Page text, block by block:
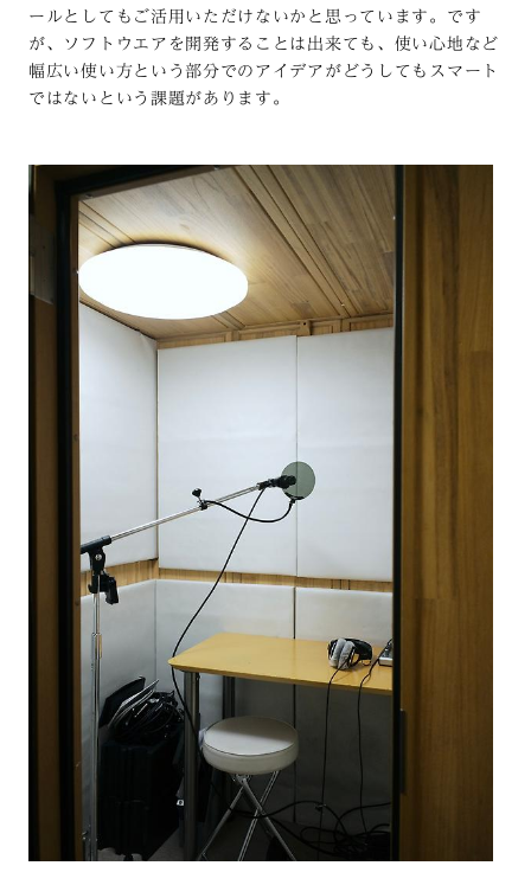
ールとしてもご活用いただけないかと思っています。です
が、ソフトウエアを開発することは出来ても、使い心地など
幅広い使い方という部分でのアイデアがどうしてもスマート
ではないという課題があります。